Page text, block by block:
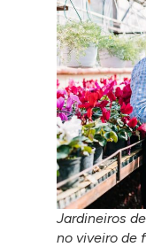
Jardineiros
no viveiro de